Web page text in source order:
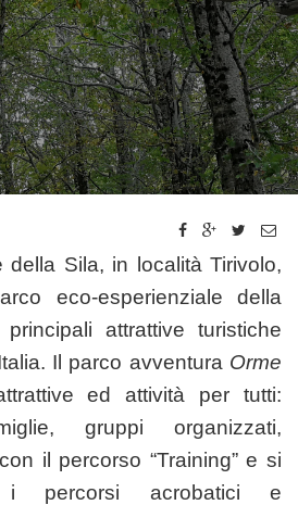
della Sila, in località Tirivolo,
eco-esperienziale della
attrattive turistiche
Il parco avventura Orme
ed attività per tutti:
gruppi organizzati,
il percorso “Training” e si
i percorsi acrobatici e